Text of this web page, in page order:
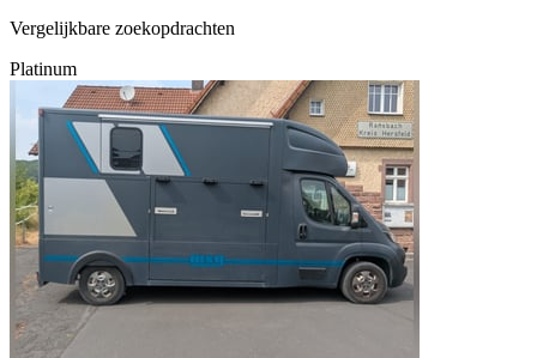
Vergelijkbare zoekopdrachten
Platinum